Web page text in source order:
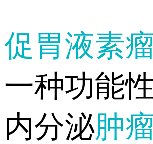
促胃液素
一种功能
内分泌肿